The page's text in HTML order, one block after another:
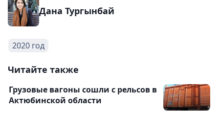
Дана Тургынбай
2020 год
Читайте также
Грузовые вагоны сошли с рельсов в
Актюбинской области